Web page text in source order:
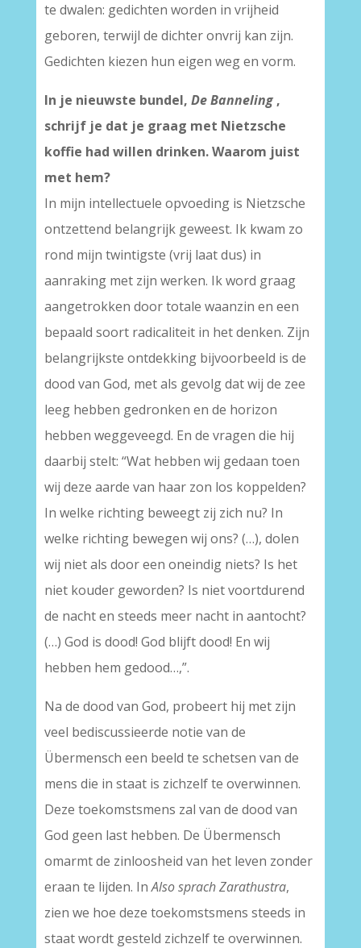
te dwalen: gedichten worden in vrijheid
geboren, terwijl de dichter onvrij kan zijn.
Gedichten kiezen hun eigen weg en vorm.
In je nieuwste bundel, De Banneling ,
schrijf je dat je graag met Nietzsche
koffie had willen drinken. Waarom juist
met hem?
In mijn intellectuele opvoeding is Nietzsche
ontzettend belangrijk geweest. Ik kwam zo
rond mijn twintigste (vrij laat dus) in
aanraking met zijn werken. Ik word graag
aangetrokken door totale waanzin en een
bepaald soort radicaliteit in het denken. Zijn
belangrijkste ontdekking bijvoorbeeld is de
dood van God, met als gevolg dat wij de zee
leeg hebben gedronken en de horizon
hebben weggeveegd. En de vragen die hij
daarbij stelt: “Wat hebben wij gedaan toen
wij deze aarde van haar zon los koppelden?
In welke richting beweegt zij zich nu? In
welke richting bewegen wij ons? (…), dolen
wij niet als door een oneindig niets? Is het
niet kouder geworden? Is niet voortdurend
de nacht en steeds meer nacht in aantocht?
(…) God is dood! God blijft dood! En wij
hebben hem gedood…,”.
Na de dood van God, probeert hij met zijn
veel bediscussieerde notie van de
Übermensch een beeld te schetsen van de
mens die in staat is zichzelf te overwinnen.
Deze toekomstsmens zal van de dood van
God geen last hebben. De Übermensch
omarmt de zinloosheid van het leven zonder
eraan te lijden. InAlso sprach Zarathustra,
zien we hoe deze toekomstsmens steeds in
staat wordt gesteld zichzelf te overwinnen.